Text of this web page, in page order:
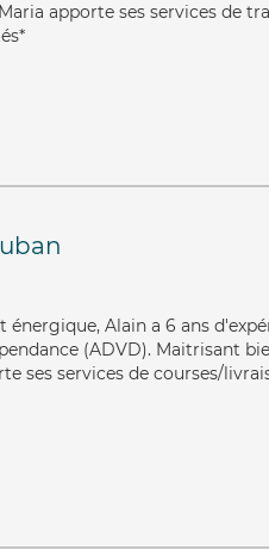
apporte ses services de
énergique, Alain a 6 ans
(ADVD). Maitrisant
ses services de courses/